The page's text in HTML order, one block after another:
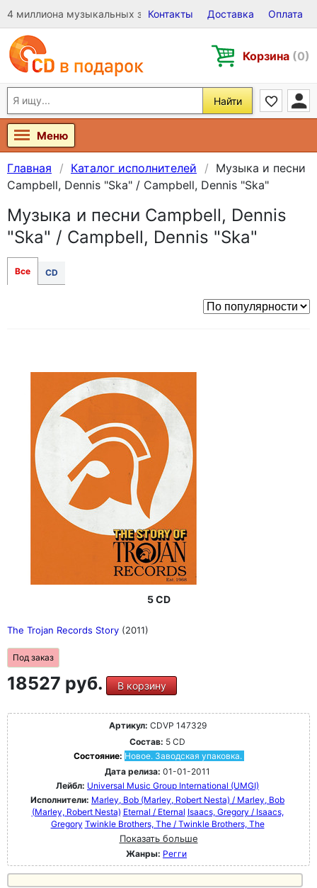
4 миллиона музыкальных записей на Виниле, CD и DVD
Контакты Доставка Оплата
Корзина (0)
Найти
Меню
Главная Каталог исполнителей
Музыка и песни
Campbell, Dennis "Ska" / Campbell, Dennis "Ska"
Музыка и песни Campbell, Dennis
"Ska" / Campbell, Dennis "Ska"
Все CD
5 CD
The Trojan Records Story (2011)
Под заказ
18527 руб. В корзину
Артикул: CDVP 147329
Состав: 5 CD
Состояние: Новое. Заводская упаковка.
Дата релиза: 01-01-2011
Лейбл: Universal Music Group International (UMGI)
Исполнители: Marley, Bob (Marley, Robert Nesta) / Marley, Bob
(Marley, Robert Nesta) Eternal / Eternal Isaacs, Gregory / Isaacs,
Gregory Twinkle Brothers, The / Twinkle Brothers, The
Показать больше
Жанры: Регги